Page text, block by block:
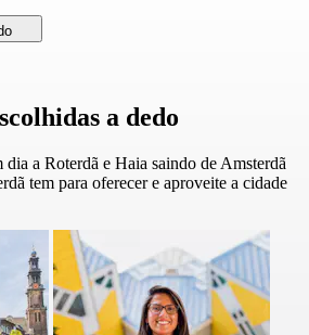
a dedo
dia a Roterdã e Haia saindo de Amsterdã
tem para oferecer e aproveite a cidade